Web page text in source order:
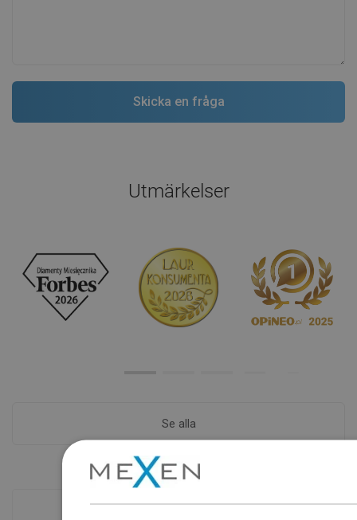
Utmärkelser
Se alla